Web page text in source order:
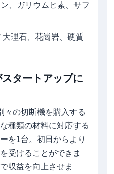
、ガリウムヒ素、サフ
理石、花崗岩、硬質
タートアップに
々の切断機を購入する
種類の材料に対応する
を1台。初日からより
受けることができま
収益を向上させま